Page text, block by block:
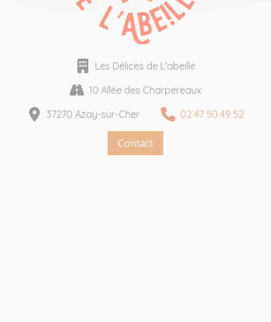
Les Délices de L'abeille
10 Allée des Charpereaux
37270 Azay-sur-Cher
02 47 50 49 52
Contact